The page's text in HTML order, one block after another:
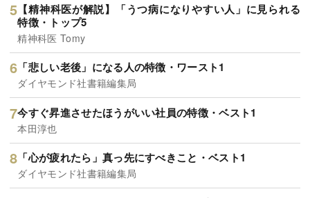
【精神科医が解説】「うつ病になりやすい人」に見られる
特徴・トップ5
精神科医 Tomy
「悲しい老後」になる人の特徴・ワースト1
ダイヤモンド社書籍編集局
今すぐ昇進させたほうがいい社員の特徴・ベスト1
本田淳也
「心が疲れたら」真っ先にすべきこと・ベスト1
ダイヤモンド社書籍編集局